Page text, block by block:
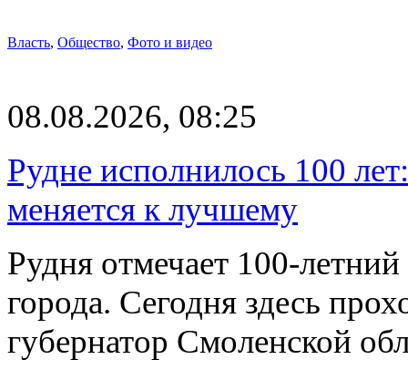
Власть, Общество, Фото и видео
08.08.2026, 08:25
Рудне исполнилось 100
меняется к лучшему
Рудня отмечает 100-
города. Сегодня здесь
губернатор Смоленской